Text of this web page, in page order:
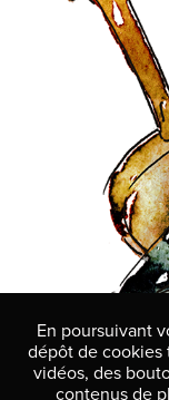
En poursuivant
dépôt de cookies
vidéos, des
contenus de